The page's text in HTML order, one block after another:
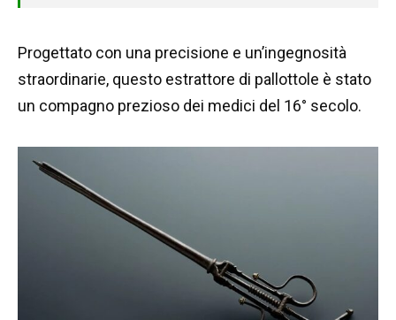
Progettato con una precisione e un’ingegnosità
straordinarie, questo estrattore di pallottole è stato
un compagno prezioso dei medici del 16° secolo.